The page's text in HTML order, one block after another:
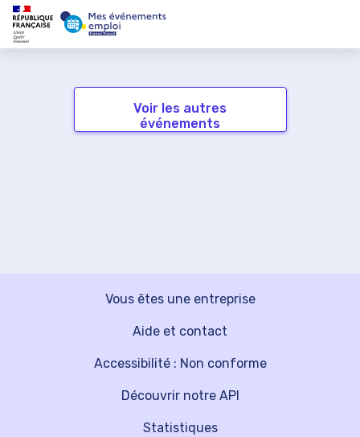
Voir les autres
événements
Vous êtes une entreprise
Découvrir notre API
Aide et contact
Statistiques
Accessibilité : Non conforme